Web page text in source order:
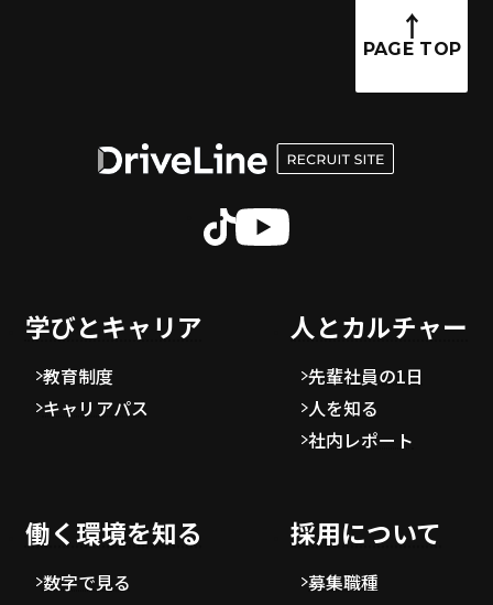
学びとキャリア
教育制度
キャリアパス
人とカルチャー
先輩社員の1日
人を知る
社内レポート
働く環境を知る
数字で見る
採用について
募集職種
PAGE TOP